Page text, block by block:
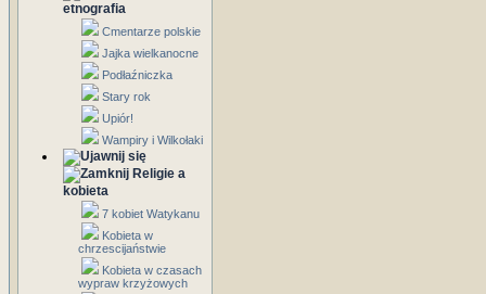
etnografia
Cmentarze polskie
Jajka wielkanocne
Podłaźniczka
Stary rok
Upiór!
Wampiry i Wilkołaki
Religie a
kobieta
7 kobiet Watykanu
Kobieta w
chrzescijaństwie
Kobieta w czasach
wypraw krzyżowych